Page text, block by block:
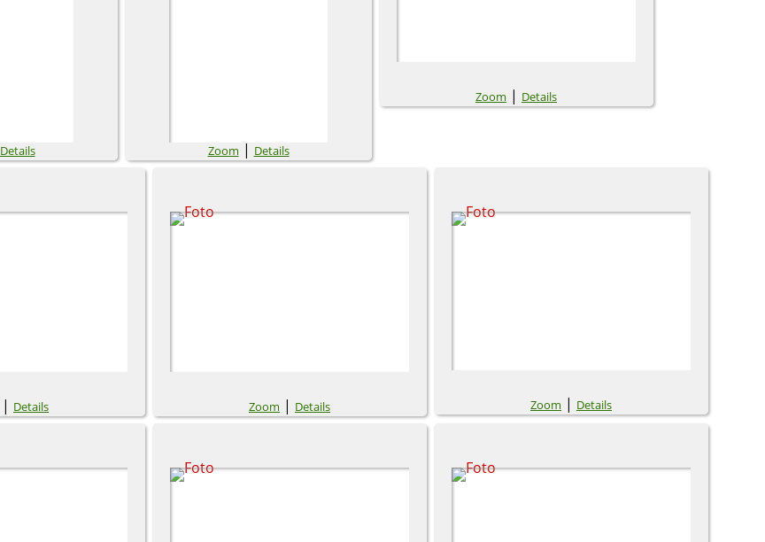
Details Zoom | Details
Zoom | Details
| Details Zoom | Details Zoom | Details